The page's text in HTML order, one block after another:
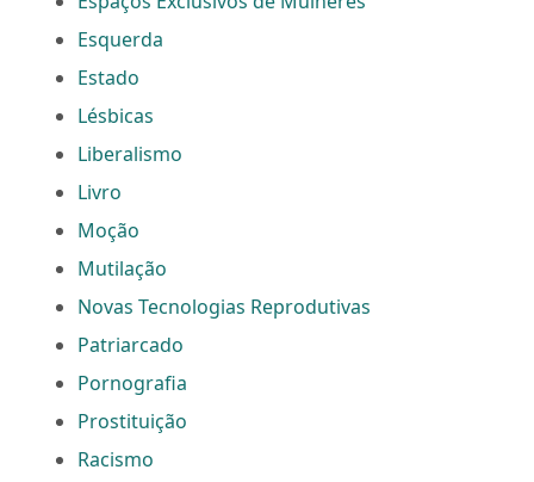
Esquerda
Estado
Lésbicas
Liberalismo
Livro
Moção
Mutilação
Novas Tecnologias Reprodutivas
Patriarcado
Pornografia
Prostituição
Racismo